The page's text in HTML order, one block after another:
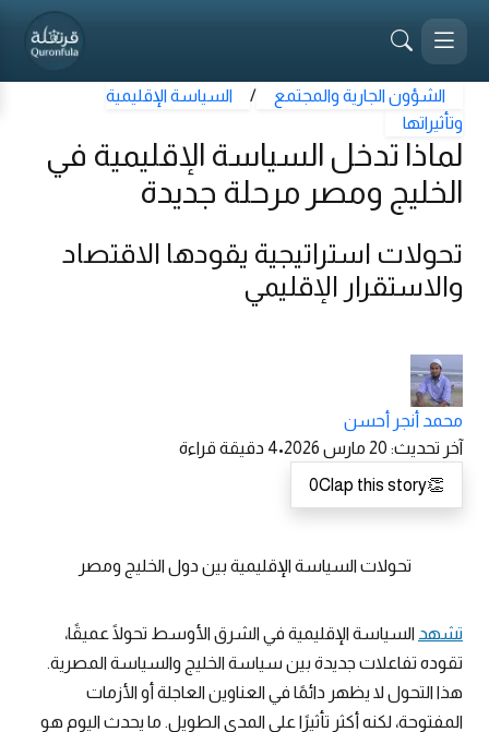
الشؤون الجارية والمجتمع /
السياسة الإقليمية
وتأثيراتها
لماذا تدخل السياسة الإقليمية في
الخليج ومصر مرحلة جديدة
تحولات استراتيجية يقودها الاقتصاد
والاستقرار الإقليمي
محمد أنجر أحسن
آخر تحديث: 20 مارس 2026 •
4 دقيقة قراءة
👏
0Clap this story
تحولات السياسة الإقليمية بين دول الخليج ومصر
تشهد السياسة الإقليمية في الشرق الأوسط تحولًا عميقًا،
تقوده تفاعلات جديدة بين سياسة الخليج والسياسة المصرية.
هذا التحول لا يظهر دائمًا في العناوين العاجلة أو الأزمات
المفتوحة، لكنه أكثر تأثيرًا على المدى الطويل. ما يحدث اليوم هو